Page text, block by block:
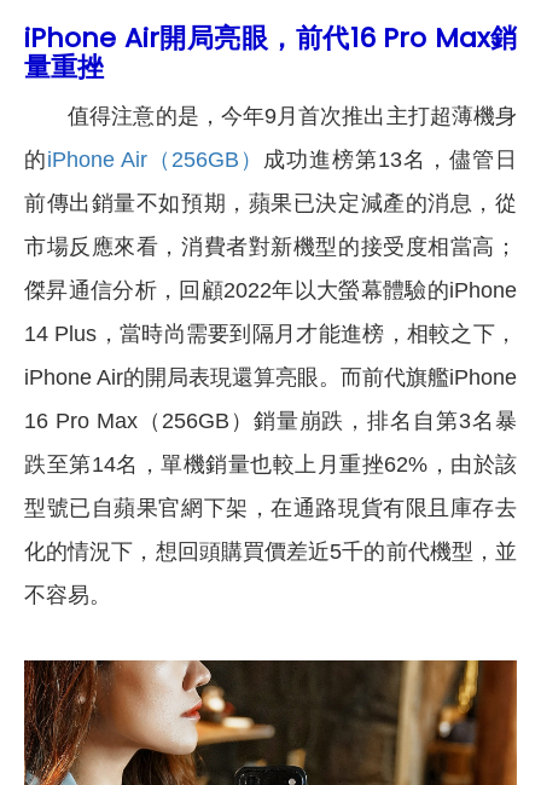
iPhone Air開局亮眼，前代16 Pro Max銷
量重挫
值得注意的是，今年9月首次推出主打超薄機身
的iPhone Air（256GB） 成功進榜第13名，儘管日
前傳出銷量不如預期，蘋果已決定減產的消息，從
市場反應來看，消費者對新機型的接受度相當高；
傑昇通信分析，回顧2022年以大螢幕體驗的iPhone
14 Plus，當時尚需要到隔月才能進榜，相較之下，
iPhone Air的開局表現還算亮眼。而前代旗艦iPhone
16 Pro Max（256GB）銷量崩跌，排名自第3名暴
跌至第14名，單機銷量也較上月重挫62%，由於該
型號已自蘋果官網下架，在通路現貨有限且庫存去
化的情況下，想回頭購買價差近5千的前代機型，並
不容易。